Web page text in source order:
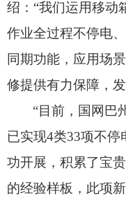
绍：“我们运用移动
作业全过程不停电、
同期功能， 应用场景
修提供有力保障，
“目前， 国网巴
已实现4类33项不停
功开展， 积累了宝贵
的经验样板， 此项